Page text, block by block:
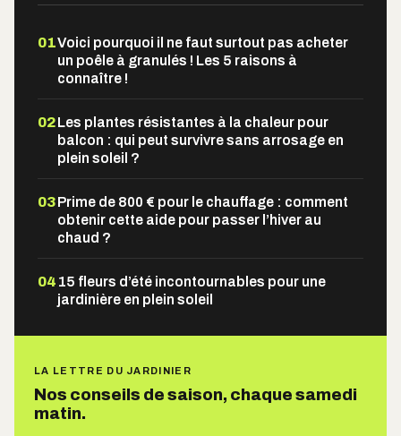
01Voici pourquoi il ne faut surtout pas acheter
un poêle à granulés ! Les 5 raisons à
connaître !
02Les plantes résistantes à la chaleur pour
balcon : qui peut survivre sans arrosage en
plein soleil ?
03Prime de 800 € pour le chauffage : comment
obtenir cette aide pour passer l’hiver au
chaud ?
04 15 fleurs d’été incontournables pour une
jardinière en plein soleil
LA LETTRE DU JARDINIER
Nos conseils de saison, chaque samedi
matin.